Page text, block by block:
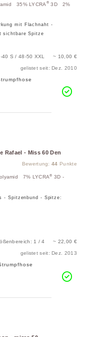
35% LYCRA ® 3D 2%
mit Flachnaht -
sichtbare Spitze
40 S / 48-50 XXL ~ 10,00 €
gelistet seit: Dez. 2010
Rafael - Miss 60 Den
Bewertung:44 Punkte
7% LYCRA® 3D -
- Spitzenbund - Spitze:
1 / 4 ~ 22,00 €
gelistet seit: Dez. 2013